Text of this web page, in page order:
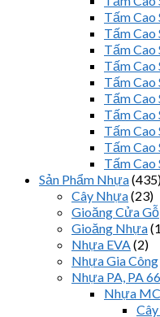
Tấm Cao
Tấm Cao
Tấm Cao
Tấm
Tấm Cao
Tấm Cao
Tấm Cao
Tấm Cao
Tấm Cao
Tấm Cao
Sản Phẩm Nhựa
Cây Nhựa(23)
Gioăng Cửa Gỗ
Gioăng Nhựa
Nhựa EVA(2)
Nhựa Gia Công
Nhựa PA, PA
Nhựa